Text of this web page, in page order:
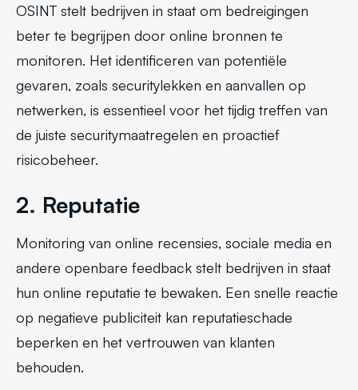
OSINT stelt bedrijven in staat om bedreigingen
beter te begrijpen door online bronnen te
monitoren. Het identificeren van potentiële
gevaren, zoals securitylekken en aanvallen op
netwerken, is essentieel voor het tijdig treffen van
de juiste securitymaatregelen en proactief
risicobeheer.
2. Reputatie
Monitoring van online recensies, sociale media en
andere openbare feedback stelt bedrijven in staat
hun online reputatie te bewaken. Een snelle reactie
op negatieve publiciteit kan reputatieschade
beperken en het vertrouwen van klanten
behouden.